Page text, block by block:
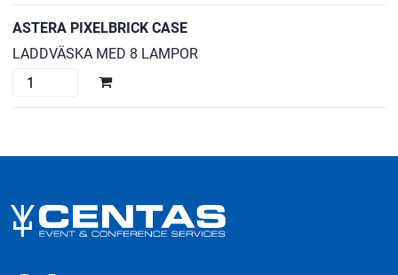
U
mängd
ASTERA PIXELBRICK CASE
LADDVÄSKA MED 8 LAMPOR
ASTERA